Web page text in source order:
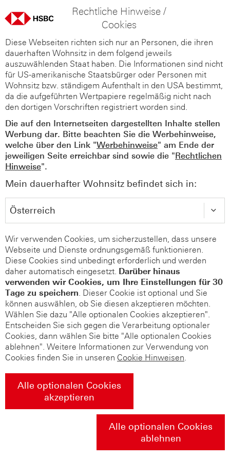
Rechtliche Hinweise /
Cookies
Diese Webseiten richten sich nur an Personen, die ihren
dauerhaften Wohnsitz in dem folgend jeweils
auszuwählenden Staat haben. Die Informationen sind nicht
für US-amerikanische Staatsbürger oder Personen mit
Wohnsitz bzw. ständigem Aufenthalt in den USA bestimmt,
da die aufgeführten Wertpapiere regelmäßig nicht nach
den dortigen Vorschriften registriert worden sind.
Die auf den Internetseiten dargestellten Inhalte stellen
Werbung dar. Bitte beachten Sie die Werbehinweise,
welche über den Link "Werbehinweise" am Ende der
jeweiligen Seite erreichbar sind sowie die "Rechtlichen
Hinweise".
Mein dauerhafter Wohnsitz befindet sich in:
Wir verwenden Cookies, um sicherzustellen, dass unsere
Webseite und Dienste ordnungsgemäß funktionieren.
Diese Cookies sind unbedingt erforderlich und werden
daher automatisch eingesetzt. Darüber hinaus
verwenden wir Cookies, um Ihre Einstellungen für 30
Tage zu speichern. Dieser Cookie ist optional und Sie
können auswählen, ob Sie diesen akzeptieren möchten.
Wählen Sie dazu "Alle optionalen Cookies akzeptieren".
Entscheiden Sie sich gegen die Verarbeitung optionaler
Cookies, dann wählen Sie bitte "Alle optionalen Cookies
ablehnen". Weitere Informationen zur Verwendung von
Cookies finden Sie in unseren Cookie Hinweisen.
Alle optionalen Cookies
akzeptieren
Alle optionalen Cookies
ablehnen